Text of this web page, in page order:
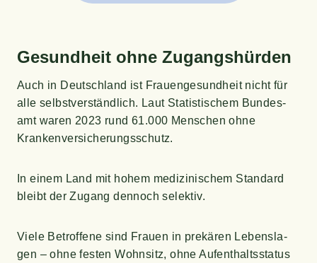
Gesund­heit ohne Zugangshürden
Auch in Deutsch­land ist Frau­en­ge­sund­heit nicht für
alle selbst­ver­ständ­lich. Laut Sta­tis­ti­schem Bun­des­
amt waren 2023 rund 61.000 Men­schen ohne
Krankenversicherungsschutz.
In einem Land mit hohem medi­zi­ni­schem Stan­dard
bleibt der Zugang den­noch selektiv.
Vie­le Betrof­fe­ne sind Frau­en in pre­kä­ren Lebens­la­
gen – ohne fes­ten Wohn­sitz, ohne Auf­ent­halts­sta­tus